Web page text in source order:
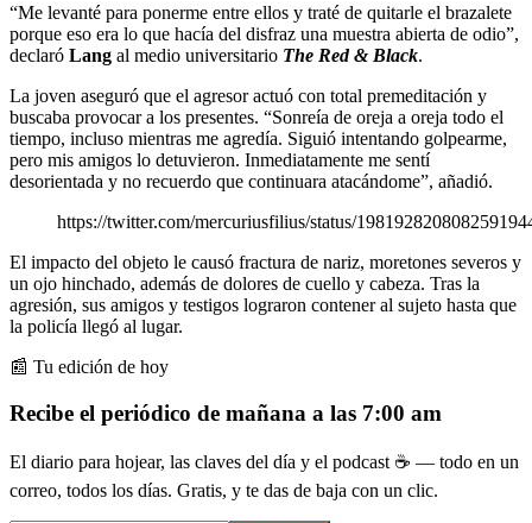
“Me levanté para ponerme entre ellos y traté de quitarle el brazalete
porque eso era lo que hacía del disfraz una muestra abierta de odio”,
declaró Lang al medio universitario The Red & Black.
La joven aseguró que el agresor actuó con total premeditación y
buscaba provocar a los presentes. “Sonreía de oreja a oreja todo el
tiempo, incluso mientras me agredía. Siguió intentando golpearme,
pero mis amigos lo detuvieron. Inmediatamente me sentí
desorientada y no recuerdo que continuara atacándome”, añadió.
https://twitter.com/mercuriusfilius/status/
El impacto del objeto le causó fractura de nariz, moretones severos y
un ojo hinchado, además de dolores de cuello y cabeza. Tras la
agresión, sus amigos y testigos lograron contener al sujeto hasta que
la policía llegó al lugar.
📰 Tu edición de hoy
Recibe el periódico de mañana a las 7:00 am
El diario para hojear, las claves del día y el podcast ☕ — todo en un
correo, todos los días. Gratis, y te das de baja con un clic.